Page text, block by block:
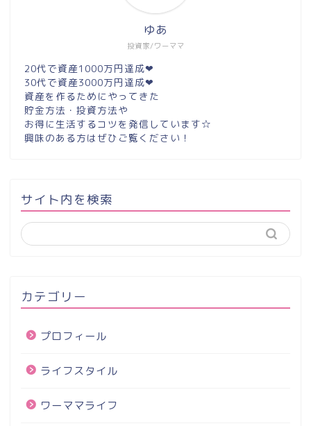
投資家/ワーママ
ゆあ
20代で資産1000万円達成❤︎
30代で資産3000万円達成❤︎
資産を作るためにやってきた
貯金方法・投資方法や
お得に生活するコツを発信しています☆
興味のある方はぜひご覧ください！
サイト内を検索
カテゴリー
プロフィール
ライフスタイル
ワーママライフ